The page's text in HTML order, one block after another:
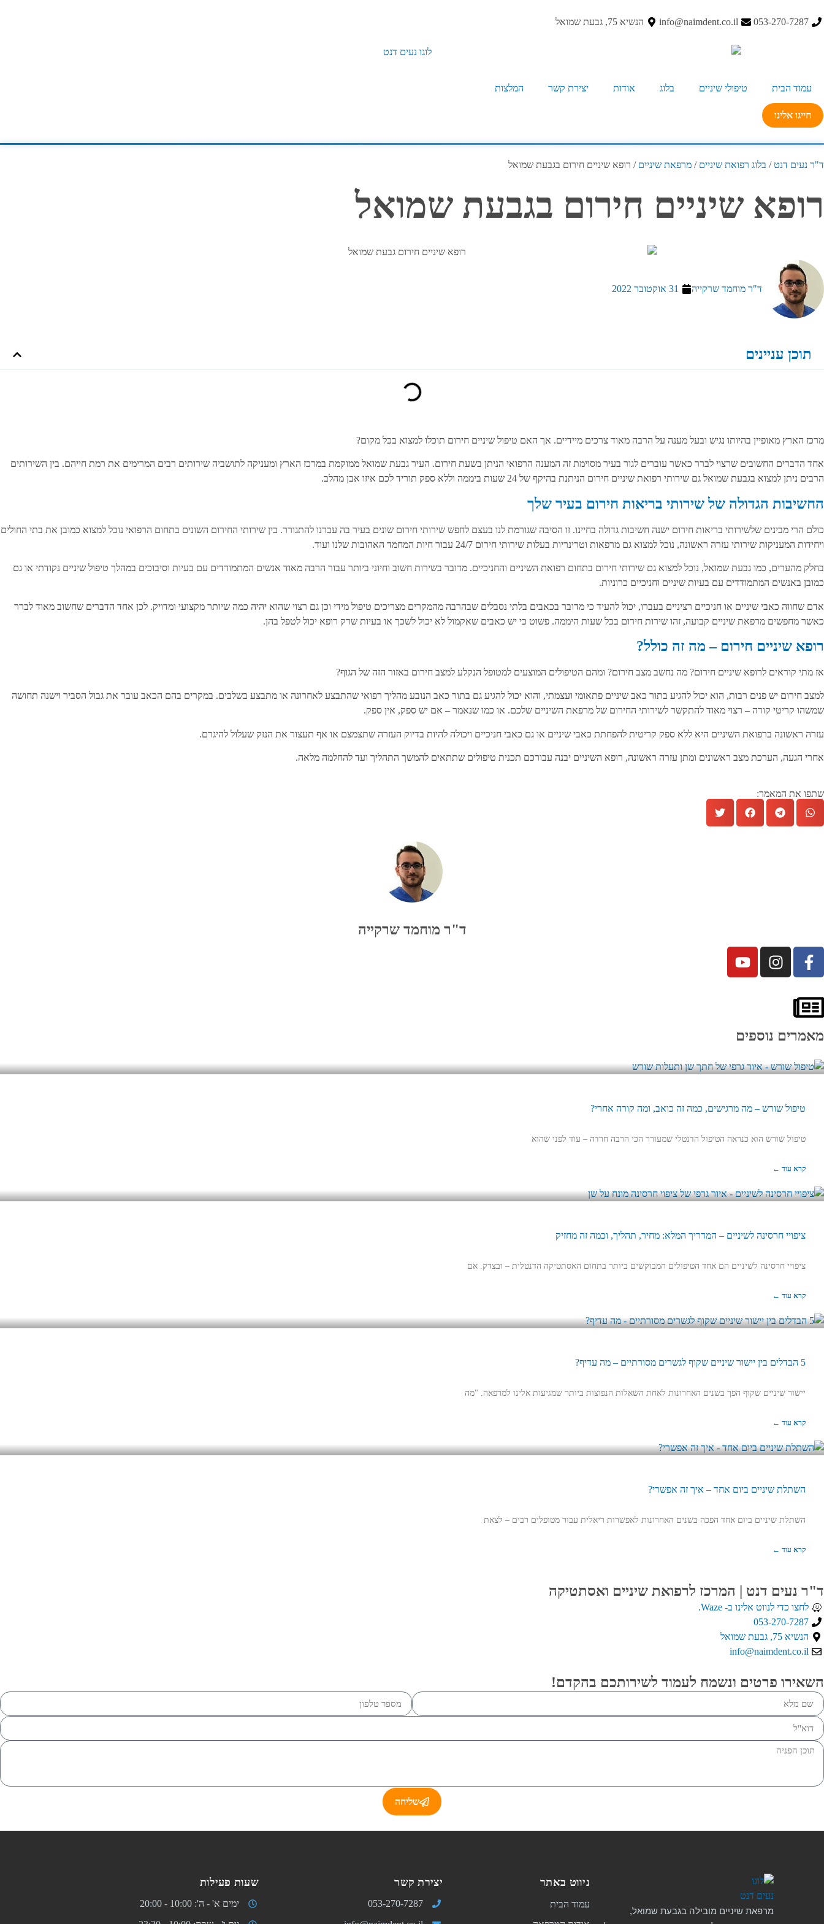
053-270-7287
info@naimdent.co.il הנשיא 75, גבעת שמואל
עמוד הבית טיפולי שיניים בלוג אודות יצירת קשר המלצות
חייגו אלינו
ד"ר נעים דנט/ בלוג רפואת שיניים / מרפאת שיניים / רופא שיניים חירום בגבעת שמואל
רופא שיניים חירום בגבעת שמואל
ד"ר מוחמד שרקייה 31 אוקטובר 2022
תוכן עניינים
מרכז הארץ מאופיין בהיותו נגיש ובעל מענה על הרבה מאוד צרכים מיידיים. אך האם טיפול שיניים חירום תוכלו למצוא בכל מקום?
אחד הדברים החשובים שרצוי לברר כאשר עוברים לגור בעיר מסוימת זה המענה הרפואי הניתן בשעת חירום. העיר גבעת שמואל ממוקמת במרכז הארץ ומעניקה לתושביה שירותים רבים המרימים את רמת חייהם. בין השירותים
הרבים ניתן למצוא בגבעת שמואל גם שירותי רפואת שיניים חירום הניתנת בהיקף של 24 שעות ביממה וללא ספק תוריד לכם איזו אבן מהלב.
החשיבות הגדולה של שירותי בריאות חירום בעיר שלך
כולם הרי מבינים שלשירותי בריאות חירום ישנה חשיבות גדולה בחיינו. זו הסיבה שגורמת לנו בעצם לחפש שירותי חירום שונים בעיר בה עברנו להתגורר. בין שירותי החירום השונים בתחום הרפואי נוכל למצוא כמובן את בתי החולים
ויחידות המעניקות שירותי עזרה ראשונה, נוכל למצוא גם מרפאות וטרינריות בעלות שירותי חירום 24/7 עבור חיות המחמד האהובות שלנו ועוד.
בחלק מהערים, כמו גבעת שמואל, נוכל למצוא גם שירותי חירום בתחום רפואת השיניים והחניכיים. מדובר בשירות חשוב וחיוני ביותר עבור הרבה מאוד אנשים המתמודדים עם בעיות וסיבוכים במהלך טיפול שיניים נקודתי או גם
כמובן באנשים המתמודדים עם בעיות שיניים וחניכיים כרוניות.
אדם שחווה כאבי שיניים או חניכיים רציניים בעברו, יכול להעיד כי מדובר בכאבים בלתי נסבלים שבהרבה מהמקרים מצריכים טיפול מידי וכן גם רצוי שהוא יהיה כמה שיותר מקצועי ומדויק. לכן אחד הדברים שחשוב מאוד לברר
כאשר מחפשים מרפאת שיניים קבועה, זהו שירות חירום בכל שעות היממה. פשוט כי יש כאבים שאקמול לא יכול לשכך או בעיות שרק רופא יכול לטפל בהן.
רופא שיניים חירום – מה זה כולל?
אז מתי קוראים לרופא שיניים חירום? מה נחשב מצב חירום? ומהם הטיפולים המוצעים למטופל הנקלע למצב חירום באזור הזה של הגוף?
למצב חירום יש פנים רבות, הוא יכול להגיע בתור כאב שיניים פתאומי ועצמתי, והוא יכול להגיע גם בתור כאב הנובע מהליך רפואי שהתבצע לאחרונה או מתבצע בשלבים. במקרים בהם הכאב עובר את גבול הסביר וישנה תחושה
שמשהו קריטי קורה – רצוי מאוד להתקשר לשירותי החירום של מרפאת השיניים שלכם. או כמו שנאמר – אם יש ספק, אין ספק.
עזרה ראשונה ברפואת השיניים היא ללא ספק קריטית להפחתת כאבי שיניים או גם כאבי חניכיים ויכולה להיות בדיוק העזרה שתצמצם או אף תעצור את הנזק שעלול להיגרם.
אחרי הגעה, הערכת מצב ראשונים ומתן עזרה ראשונה, רופא השיניים יבנה עבורכם תכנית טיפולים שתתאים להמשך התהליך ועד להחלמה מלאה.
שתפו את המאמר:
ד"ר מוחמד שרקייה
מאמרים נוספים
טיפול שורש – מה מרגישים, כמה זה כואב, ומה קורה אחרי?
טיפול שורש הוא כנראה הטיפול הדנטלי שמעורר הכי הרבה חרדה – עוד לפני שהוא
קרא עוד ←
ציפויי חרסינה לשיניים – המדריך המלא: מחיר, תהליך, וכמה זה מחזיק
ציפויי חרסינה לשיניים הם אחד הטיפולים המבוקשים ביותר בתחום האסתטיקה הדנטלית – ובצדק. אם
קרא עוד ←
5 הבדלים בין יישור שיניים שקוף לגשרים מסורתיים – מה עדיף?
יישור שיניים שקוף הפך בשנים האחרונות לאחת השאלות הנפוצות ביותר שמגיעות אלינו למרפאה. "מה
קרא עוד ←
השתלת שיניים ביום אחד – איך זה אפשרי?
השתלת שיניים ביום אחד הפכה בשנים האחרונות לאפשרות ריאלית עבור מטופלים רבים – לצאת
קרא עוד ←
ד"ר נעים דנט | המרכז לרפואת שיניים ואסתטיקה
לחצו כדי לנווט אלינו ב- Waze.
053-270-7287
הנשיא 75, גבעת שמואל
info@naimdent.co.il
השאירו פרטים ונשמח לעמוד לשירותכם בהקדם!
שליחה
מרפאת שיניים מובילה בגבעת שמואל,
ניווט באתר
עמוד הבית
יצירת קשר
053-270-7287
שעות פעילות
ימים א' - ה': 10:00 - 20:00